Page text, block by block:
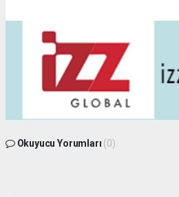
Okuyucu Yorumları (0)